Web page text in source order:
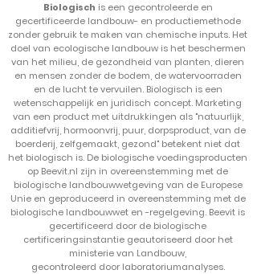
Biologisch is een gecontroleerde en
gecertificeerde landbouw- en productiemethode
zonder gebruik te maken van chemische inputs. Het
doel van ecologische landbouw is het beschermen
van het milieu, de gezondheid van planten, dieren
en mensen zonder de bodem, de watervoorraden
en de lucht te vervuilen. Biologisch is een
wetenschappelijk en juridisch concept. Marketing
van een product met uitdrukkingen als "natuurlijk,
additiefvrij, hormoonvrij, puur, dorpsproduct, van de
boerderij, zelfgemaakt, gezond" betekent niet dat
het biologisch is. De biologische voedingsproducten
op Beevit.nl zijn in overeenstemming met de
biologische landbouwwetgeving van de Europese
Unie en geproduceerd in overeenstemming met de
biologische landbouwwet en -regelgeving. Beevit is
gecertificeerd door de biologische
certificeringsinstantie geautoriseerd door het
ministerie van Landbouw,
gecontroleerd door laboratoriumanalyses.